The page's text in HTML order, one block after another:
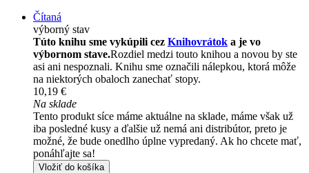
Čítaná
výborný stav
Túto knihu sme vykúpili cez Knihovrátok a je vo
výbornom stave.Rozdiel medzi touto knihou a novou by ste
asi ani nespoznali. Knihu sme označili nálepkou, ktorá môže
na niektorých obaloch zanechať stopy.
10,19 €
Na sklade
Tento produkt síce máme aktuálne na sklade, máme však už
iba posledné kusy a ďalšie už nemá ani distribútor, preto je
možné, že bude onedlho úplne vypredaný. Ak ho chcete mať,
ponáhľajte sa!
Vložiť do košíka